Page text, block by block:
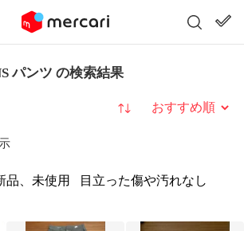
パンツ の検索結果
並び替え
品、未使用
目立った傷や汚れなし